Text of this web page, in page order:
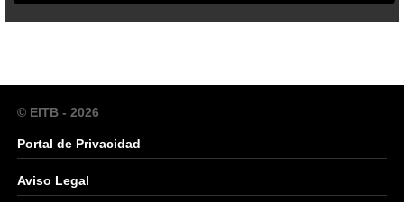
© EITB - 2026
Portal de Privacidad
Aviso Legal